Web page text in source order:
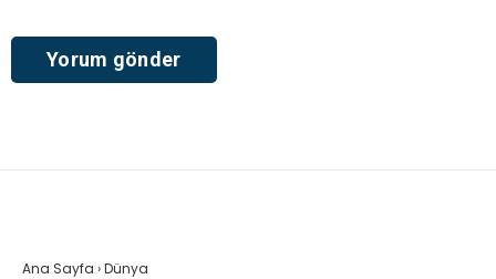
Ana Sayfa ›Dünya